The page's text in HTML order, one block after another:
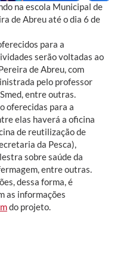
na escola Municipal de
de Abreu até o dia 6 de
para a
serão voltadas ao
de Abreu, com
pelo professor
entre outras.
oferecidas para a
elas haverá a oficina
de reutilização de
da Pesca),
sobre saúde da
entre outras.
dessa forma, é
as informações
do projeto.